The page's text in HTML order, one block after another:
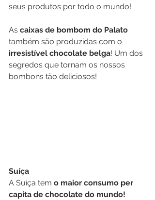
seus produtos por todo o mundo!
As caixas de bombom do Palato
também são produzidas com o
irresistível chocolate belga! Um dos
segredos que tornam os nossos
bombons tão deliciosos!
Suíça
A Suíça tem o maior consumo per
capita de chocolate do mundo!